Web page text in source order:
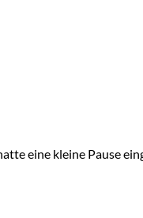
eine kleine Pause